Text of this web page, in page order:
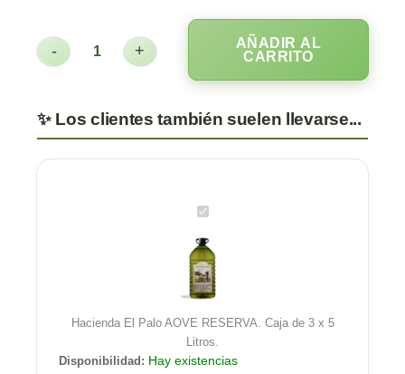
- +
AÑADIR AL
CARRITO
Hacienda
Palo
AOVE
RESERVA.
de
3
x
Hacienda El Palo AOVE RESERVA. Caja de 3 x 5
Litros.
Disponibilidad: Hay existencias